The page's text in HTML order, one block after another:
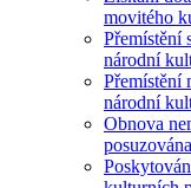
movitého
Přemístění
národní
Přemístění
národní
Obnova